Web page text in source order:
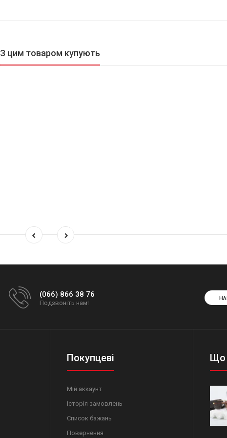
З цим товаром купують
(066) 866 38 76
Подзвоніть нам!
Покупцеві
Мій аккаунт
Історія замовлень
Список бажань
Повернення
Що